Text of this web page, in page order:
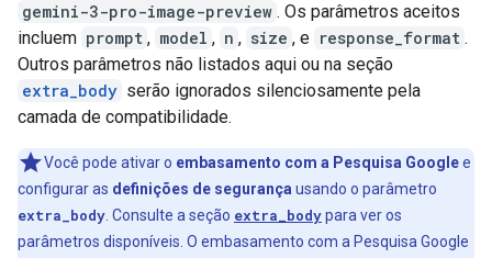
gemini-3-pro-image-preview . Os parâmetros aceitos
incluem prompt , model , n , size , e response_format .
Outros parâmetros não listados aqui ou na seção
extra_body serão ignorados silenciosamente pela
camada de compatibilidade.
Você pode ativar o embasamento com a Pesquisa Googlee
configurar as definições de segurança usando o parâmetro
extra_body . Consulte a seção extra_bodypara ver os
parâmetros disponíveis. O embasamento com a Pesquisa Google